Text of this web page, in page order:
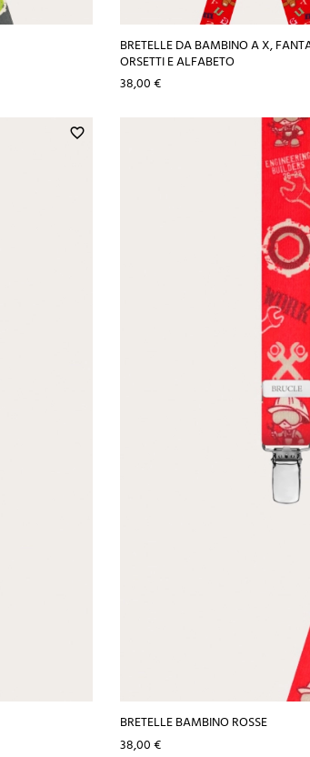
BRETELLE DA BAMBINO A X,
ORSETTI E ALFABETO
Prezzo
38,00 €
favorite_border
BRETELLE BAMBINO ROSSE
Prezzo
38,00 €